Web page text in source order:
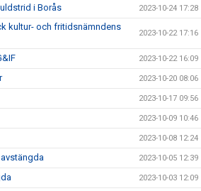
i Borås 2023-10-24 17:28
kultur- och fritidsnämndens
2023-10-22 17:16
2023-10-22 16:09
2023-10-20 08:06
2023-10-17 09:56
2023-10-09 10:46
2023-10-08 12:24
2023-10-05 12:39
2023-10-03 12:09